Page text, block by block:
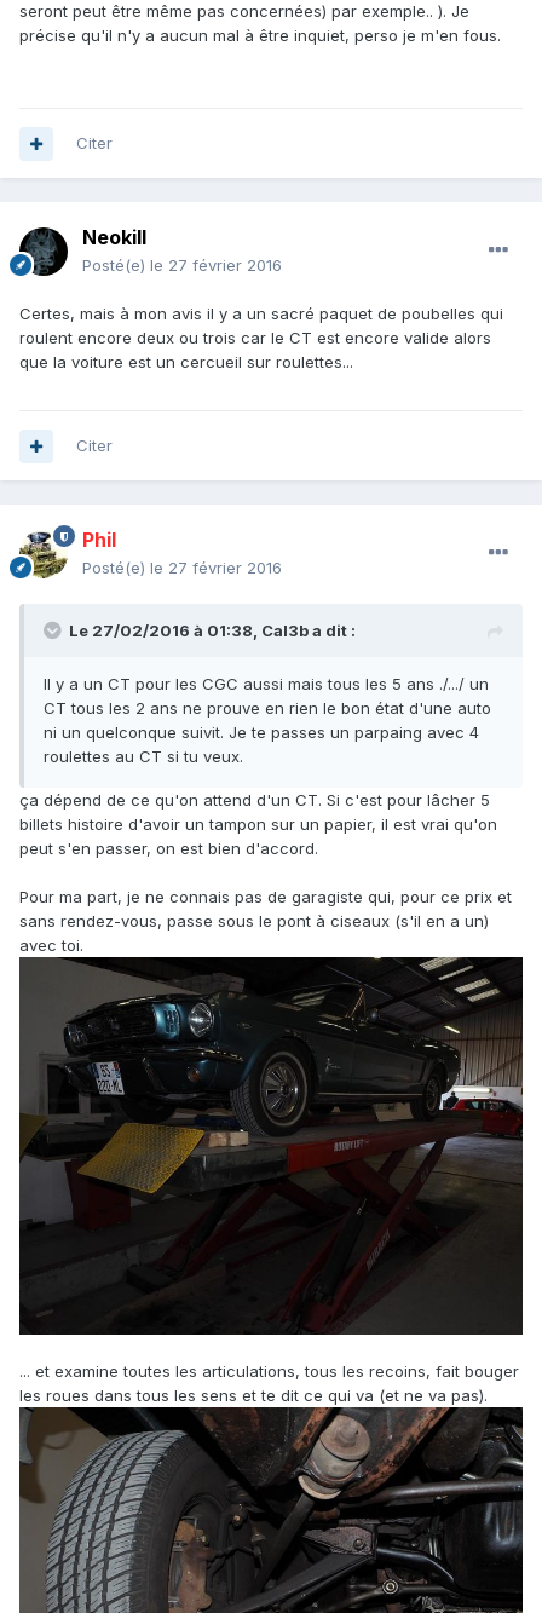
seront peut être même pas concernées) par exemple.. ). Je
précise qu'il n'y a aucun mal à être inquiet, perso je m'en fous.
Citer
Neokill
Posté(e) le 27 février 2016
Certes, mais à mon avis il y a un sacré paquet de poubelles qui
roulent encore deux ou trois car le CT est encore valide alors
que la voiture est un cercueil sur roulettes...
Citer
Phil
Posté(e) le 27 février 2016
Le 27/02/2016 à 01:38, Cal3b a dit :
Il y a un CT pour les CGC aussi mais tous les 5 ans ./.../ un
CT tous les 2 ans ne prouve en rien le bon état d'une auto
ni un quelconque suivit. Je te passes un parpaing avec 4
roulettes au CT si tu veux.
ça dépend de ce qu'on attend d'un CT. Si c'est pour lâcher 5
billets histoire d'avoir un tampon sur un papier, il est vrai qu'on
peut s'en passer, on est bien d'accord.
Pour ma part, je ne connais pas de garagiste qui, pour ce prix et
sans rendez-vous, passe sous le pont à ciseaux (s'il en a un)
avec toi.
... et examine toutes les articulations, tous les recoins, fait bouger
les roues dans tous les sens et te dit ce qui va (et ne va pas).